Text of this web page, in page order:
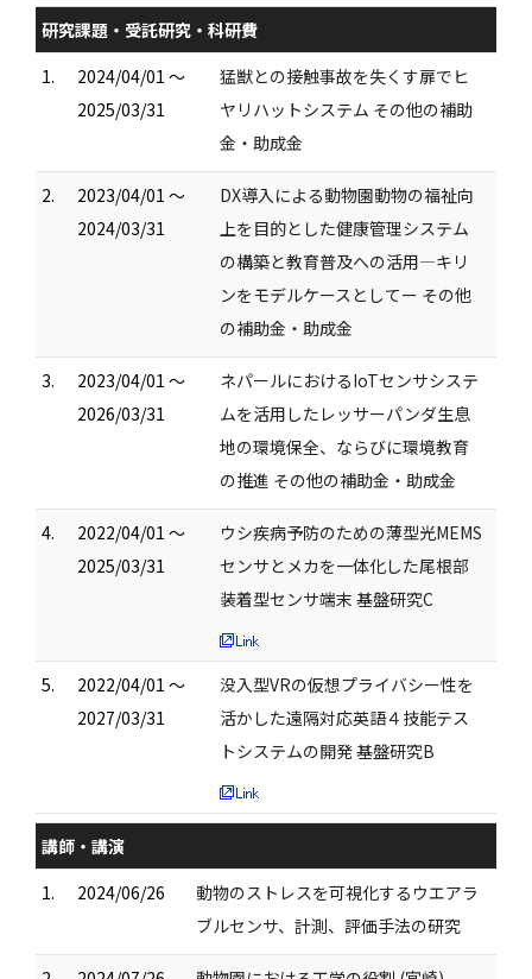
研究課題・受託研究・科研費
1.
2024/04/01 ～
2025/03/31
猛獣との接触事故を失くす扉でヒ
ヤリハットシステム その他の補助
金・助成金
2.
2023/04/01 ～
2024/03/31
DX導入による動物園動物の福祉向
上を目的とした健康管理システム
の構築と教育普及への活用―キリ
ンをモデルケースとしてー その他
の補助金・助成金
3.
2023/04/01 ～
2026/03/31
ネパールにおけるIoTセンサシステ
ムを活用したレッサーパンダ生息
地の環境保全、ならびに環境教育
の推進 その他の補助金・助成金
4.
2022/04/01 ～
2025/03/31
ウシ疾病予防のための薄型光MEMS
センサとメカを一体化した尾根部
装着型センサ端末 基盤研究C
5.
2022/04/01 ～
2027/03/31
没入型VRの仮想プライバシー性を
活かした遠隔対応英語４技能テス
トシステムの開発 基盤研究B
講師・講演
1.
2024/06/26
動物のストレスを可視化するウエアラ
ブルセンサ、計測、評価手法の研究